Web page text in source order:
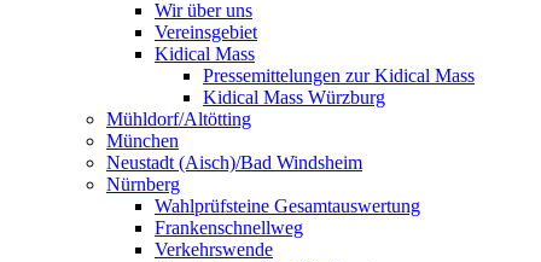
Wir über uns
Vereinsgebiet
Kidical Mass
Pressemittelungen zur Kidical Mass
Kidical Mass Würzburg
Mühldorf/Altötting
München
Neustadt (Aisch)/Bad Windsheim
Nürnberg
Wahlprüfsteine Gesamtauswertung
Frankenschnellweg
Verkehrswende